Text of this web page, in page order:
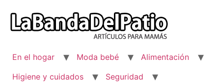
contenido
En el hogar Moda bebé
Alimentación
Higiene y cuidados
Seguridad